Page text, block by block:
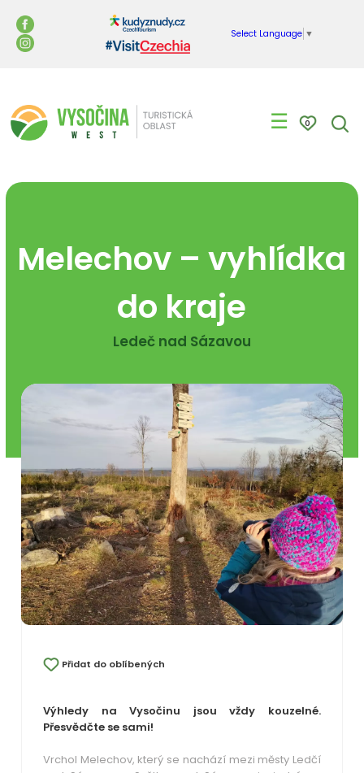
Select Language ▼
☰ 0
Melechov – vyhlídka
do kraje
Ledeč nad Sázavou
Přidat do oblíbených
Výhledy na Vysočinu jsou vždy kouzelné.
Přesvědčte se sami!
Vrchol Melechov, který se nachází mezi městy Ledčí